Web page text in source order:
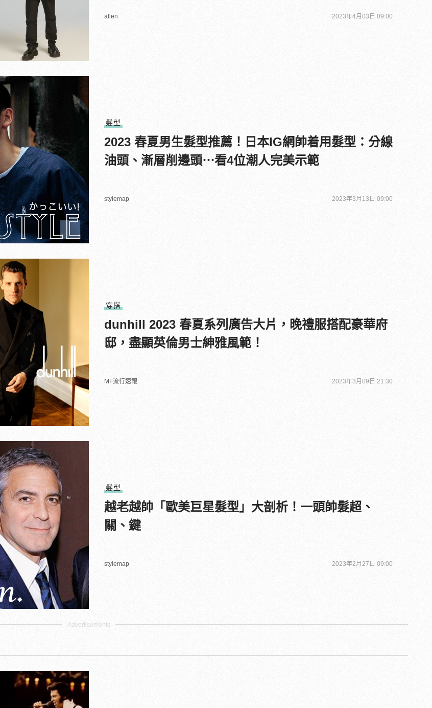
allen 2023年4月03日 09:00
髮型
2023 春夏男生髮型推薦！日本IG網帥着用髮型：分線
油頭、漸層削邊頭⋯看4位潮人完美示範
stylemap 2023年3月13日 09:00
穿搭
dunhill 2023 春夏系列廣告大片，晚禮服搭配豪華府
邸，盡顯英倫男士紳雅風範！
MF流行速報 2023年3月09日 21:30
髮型
越老越帥「歐美巨星髮型」大剖析！一頭帥髮超、
關、鍵
stylemap 2023年2月27日 09:00